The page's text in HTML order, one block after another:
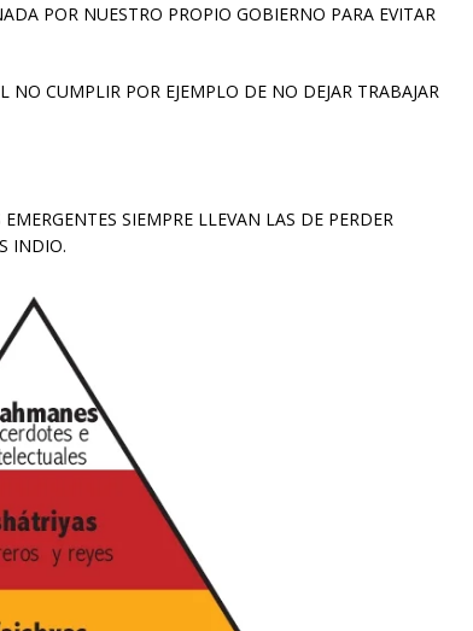
POR NUESTRO PROPIO GOBIERNO PARA EVITAR
NO CUMPLIR POR EJEMPLO DE NO DEJAR TRABAJAR
SIEMPRE LLEVAN LAS DE PERDER
INDIO.